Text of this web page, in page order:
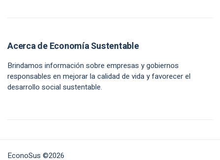
Acerca de Economía Sustentable
Brindamos información sobre empresas y gobiernos
responsables en mejorar la calidad de vida y favorecer el
desarrollo social sustentable.
EconoSus ©2026